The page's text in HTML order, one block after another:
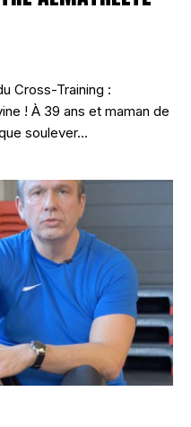
Cross-Training :
! À 39 ans et maman de
soulever…